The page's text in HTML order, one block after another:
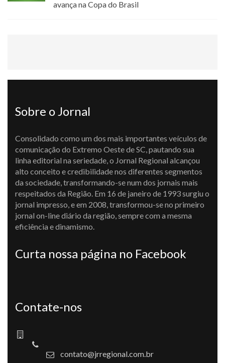
avança na Copa do Brasil
Sobre o Jornal
Consolidado como um dos mais importantes veículos de
comunicação do Extremo Oeste de SC, pautando sua
linha editorial na seriedade, o Jornal Regional alcançou
alto conceito e credibilidade nos diferentes segmentos
da sociedade, transformando-se num dos jornais mais
respeitados da Região. Em 16 de janeiro de 1993 surgiu o
jornal impresso, e em 2008, transformou-se no primeiro
jornal on-line diário da região, sempre com a mesma
eficiência e dinamismo.
Curta nossa página no Facebook
Contate-nos
contato@jrregional.com.br